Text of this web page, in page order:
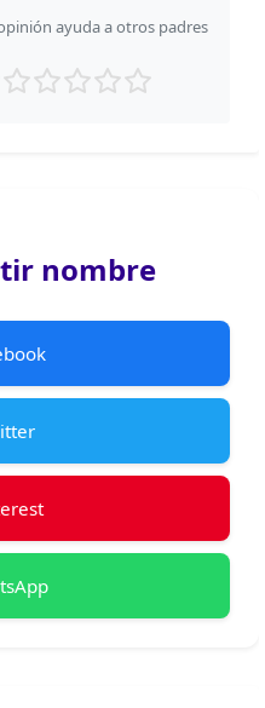
ayuda a otros padres
nombre